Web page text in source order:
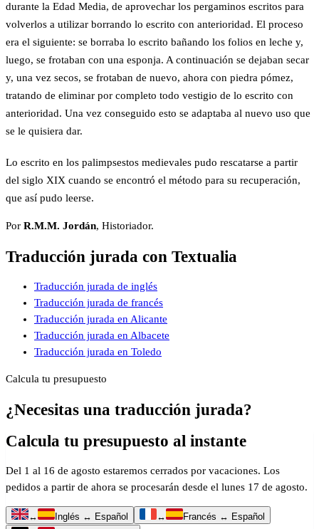
durante la Edad Media, de aprovechar los pergaminos escritos para
volverlos a utilizar borrando lo escrito con anterioridad. El proceso
era el siguiente: se borraba lo escrito bañando los folios en leche y,
luego, se frotaban con una esponja. A continuación se dejaban secar
y, una vez secos, se frotaban de nuevo, ahora con piedra pómez,
tratando de eliminar por completo todo vestigio de lo escrito con
anterioridad. Una vez conseguido esto se adaptaba al nuevo uso que
se le quisiera dar.
Lo escrito en los palimpsestos medievales pudo rescatarse a partir
del siglo XIX cuando se encontró el método para su recuperación,
que así pudo leerse.
Por R.M.M. Jordán, Historiador.
Traducción jurada con Textualia
Traducción jurada de inglés
Traducción jurada de francés
Traducción jurada en Alicante
Traducción jurada en Albacete
Traducción jurada en Toledo
Calcula tu presupuesto
¿Necesitas una traducción jurada?
Calcula tu presupuesto al instante
Del 1 al 16 de agosto estaremos cerrados por vacaciones. Los
pedidos a partir de ahora se procesarán desde el lunes 17 de agosto.
↔ Inglés ↔ Español ↔
Francés ↔ Español